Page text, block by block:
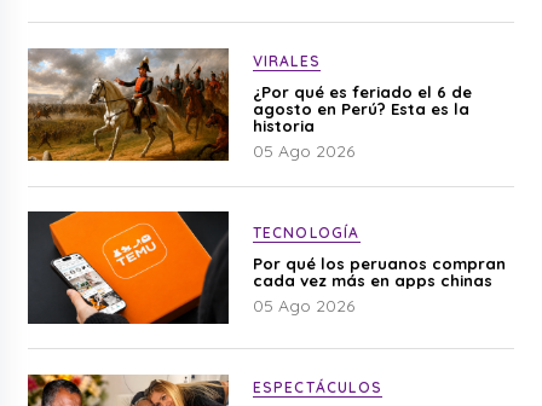
VIRALES
¿Por qué es feriado el 6 de
agosto en Perú? Esta es la
historia
05 Ago 2026
TECNOLOGÍA
Por qué los peruanos compran
cada vez más en apps chinas
05 Ago 2026
ESPECTÁCULOS